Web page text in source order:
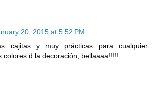
20, 2015 at 5:52 PM
cajitas y muy prácticas para cualquier
colores d la decoración, bellaaaa!!!!!